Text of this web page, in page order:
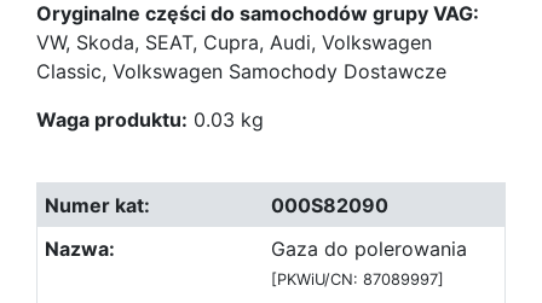
Oryginalne części do samochodów grupy VAG:
VW, Skoda, SEAT, Cupra, Audi, Volkswagen
Classic, Volkswagen Samochody Dostawcze
Waga produktu: 0.03 kg
000S82090
Gaza do polerowania
[PKWiU/CN: 87089997]